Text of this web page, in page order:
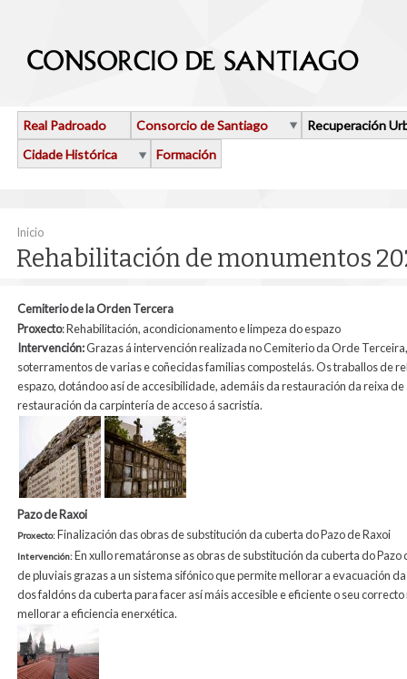
Real Padroado Consorcio de Santiago
Recuperación
Cidade Histórica
Formación
Vostede está aquí
Inicio
Rehabilitación de monumentos
Cemiterio de la Orden Tercera
Proxecto: Rehabilitación, acondicionamento e limpeza do espazo
Intervención:Grazas á intervención realizada no Cemiterio da Orde
soterramentos de varias e coñecidas familias compostelás. Os traballos de
espazo, dotándoo así de accesibilidade, ademáis da restauración da reixa
restauración da carpintería de acceso á sacristía.
Pazo de Raxoi
Proxecto:Finalización das obras de substitución da cuberta do Pazo de Raxoi
Intervención:En xullo rematáronse as obras de substitución da cuberta do
de pluviais grazas a un sistema sifónico que permite mellorar a evacuación
dos faldóns da cuberta para facer así máis accesible e eficiente o seu
mellorar a eficiencia enerxética.